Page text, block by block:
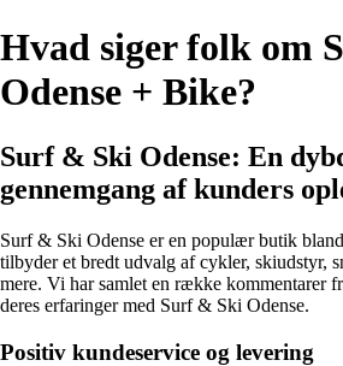
Hvad siger folk om
Odense + Bike?
Surf & Ski Odense: En
gennemgang af kunders
Surf & Ski Odense er en populær butik
tilbyder et bredt udvalg af cykler, skiudstyr,
mere. Vi har samlet en række kommentarer
deres erfaringer med Surf & Ski Odense.
Positiv kundeservice og levering